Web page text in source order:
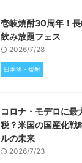
壱岐焼酎30周年！
飲み放題フェス
2026/7/28
日本酒・焼酎
コロナ・モデロに最
税？米国の国産化戦
ルの未来
2026/7/23